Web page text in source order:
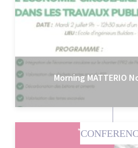
Morning MATTERIO